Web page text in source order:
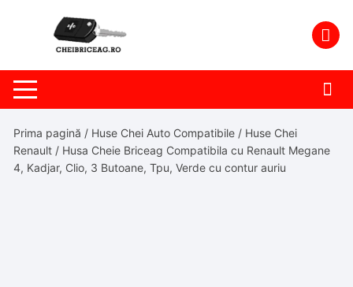
Prima pagină / Huse Chei Auto Compatibile / Huse Chei
Renault / Husa Cheie Briceag Compatibila cu Renault Megane
4, Kadjar, Clio, 3 Butoane, Tpu, Verde cu contur auriu